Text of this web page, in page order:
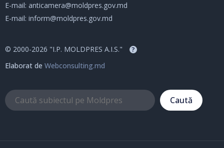
E-mail: anticamera@moldpres.gov.md
E-mail: inform@moldpres.gov.md
© 2000-2026 "I.P. MOLDPRES A.I.S." ?
Elaborat de Webconsulting.md
Caută